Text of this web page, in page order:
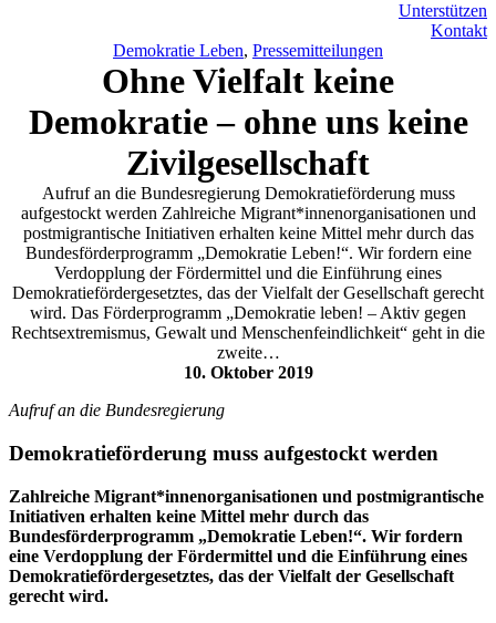
Unterstützen
Kontakt
Demokratie Leben, Pressemitteilungen
Ohne Vielfalt keine
Demokratie – ohne uns keine
Zivilgesellschaft
Aufruf an die Bundesregierung Demokratieförderung muss
aufgestockt werden Zahlreiche Migrant*innenorganisationen und
postmigrantische Initiativen erhalten keine Mittel mehr durch das
Bundesförderprogramm „Demokratie Leben!“. Wir fordern eine
Verdopplung der Fördermittel und die Einführung eines
Demokratiefördergesetztes, das der Vielfalt der Gesellschaft gerecht
wird. Das Förderprogramm „Demokratie leben! – Aktiv gegen
Rechtsextremismus, Gewalt und Menschenfeindlichkeit“ geht in die
zweite…
10. Oktober 2019
Aufruf an die Bundesregierung
Demokratieförderung muss aufgestockt werden
Zahlreiche Migrant*innenorganisationen und postmigrantische
Initiativen erhalten keine Mittel mehr durch das
Bundesförderprogramm „Demokratie Leben!“. Wir fordern
eine Verdopplung der Fördermittel und die Einführung eines
Demokratiefördergesetztes, das der Vielfalt der Gesellschaft
gerecht wird.